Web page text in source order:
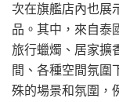
次在旗艦店內也展
品。其中，來自
旅行蠟燭、居家擴
間、各種空間氛圍
殊的場景和氛圍，